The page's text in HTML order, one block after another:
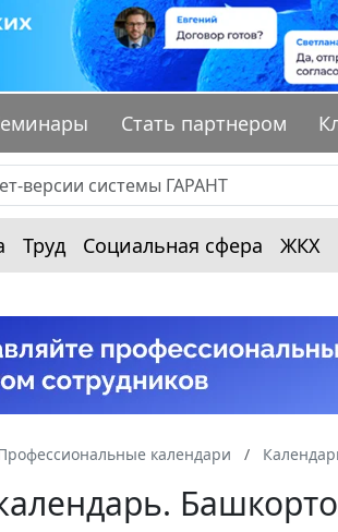
Стать партнером
Труд Социальная сфера ЖКХ
календари